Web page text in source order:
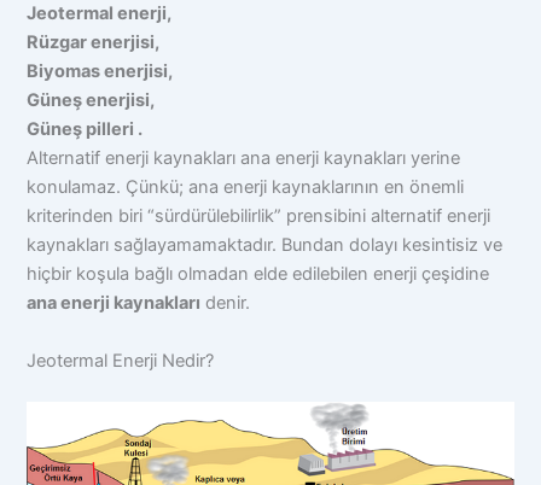
Jeotermal enerji,
Rüzgar enerjisi,
Biyomas enerjisi,
Güneş enerjisi,
Güneş pilleri .
Alternatif enerji kaynakları ana enerji kaynakları yerine
konulamaz. Çünkü; ana enerji kaynaklarının en önemli
kriterinden biri “sürdürülebilirlik” prensibini alternatif enerji
kaynakları sağlayamamaktadır. Bundan dolayı kesintisiz ve
hiçbir koşula bağlı olmadan elde edilebilen enerji çeşidine
ana enerji kaynakları denir.
Jeotermal Enerji Nedir?